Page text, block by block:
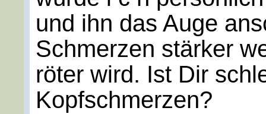
und ihn das Auge
Schmerzen stärker
röter wird. Ist Dir
Kopfschmerzen?